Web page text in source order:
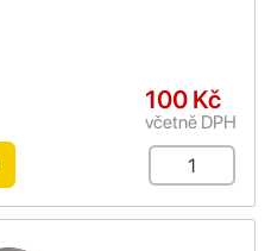
100 Kč
včetně DPH